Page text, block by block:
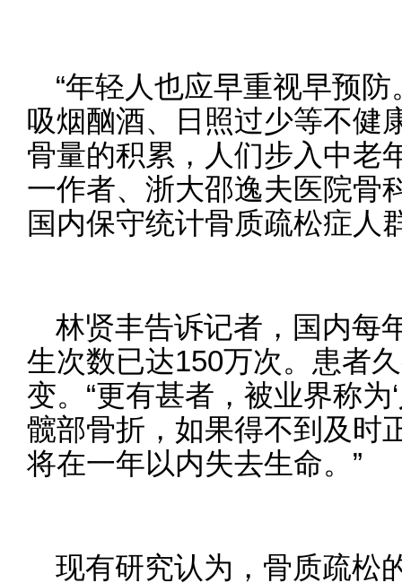
“年轻人也应早重视早预
吸烟酗酒、日照过少等不健
骨量的积累，人们步入中老
一作者、浙大邵逸夫医院骨
国内保守统计骨质疏松症人
林贤丰告诉记者，国内每
生次数已达150万次。患者
变。“更有甚者，被业界称为
髋部骨折，如果得不到及时
将在一年以内失去生命。”
现有研究认为，骨质疏松